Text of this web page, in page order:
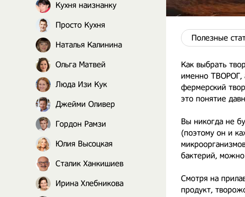
Полезные
Как выбрать
именно ТВОРОГ,
фермерский
это понятие
Вы никогда не
(поэтому он и
бактерий, можно
Смотря на
продукт,
Кухня наизнанку
Просто Кухня
Наталья Калинина
Ольга Матвей
Люда Изи Кук
Джейми Оливер
Гордон Рамзи
Юлия Высоцкая
Сталик Ханкишиев
Ирина Хлебникова